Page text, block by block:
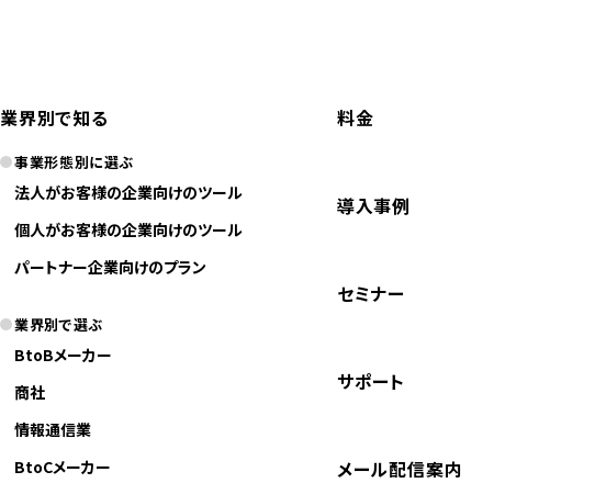
業界別で知る
事業形態別に選ぶ
法人がお客様の企業向けのツール
個人がお客様の企業向けのツール
パートナー企業向けのプラン
業界別で選ぶ
BtoBメーカー
商社
情報通信業
BtoCメーカー
料金
導入事例
セミナー
サポート
メール配信案内